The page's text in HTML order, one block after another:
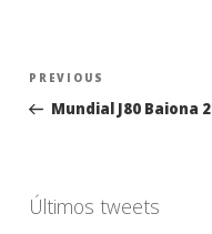
Navegación
entradas
Previous
Post
PREVIOUS
Mundial J80 Baiona
Últimos tweets